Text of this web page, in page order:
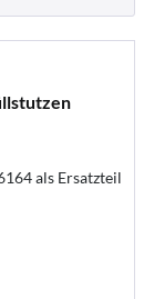
als Ersatzteil